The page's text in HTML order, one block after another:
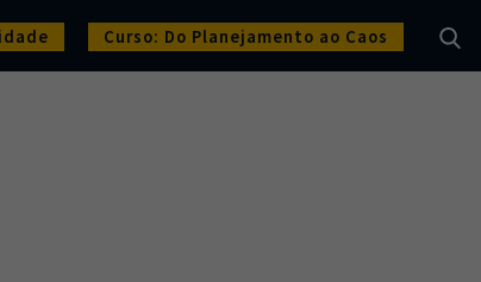
Curso: Do Planejamento ao Caos